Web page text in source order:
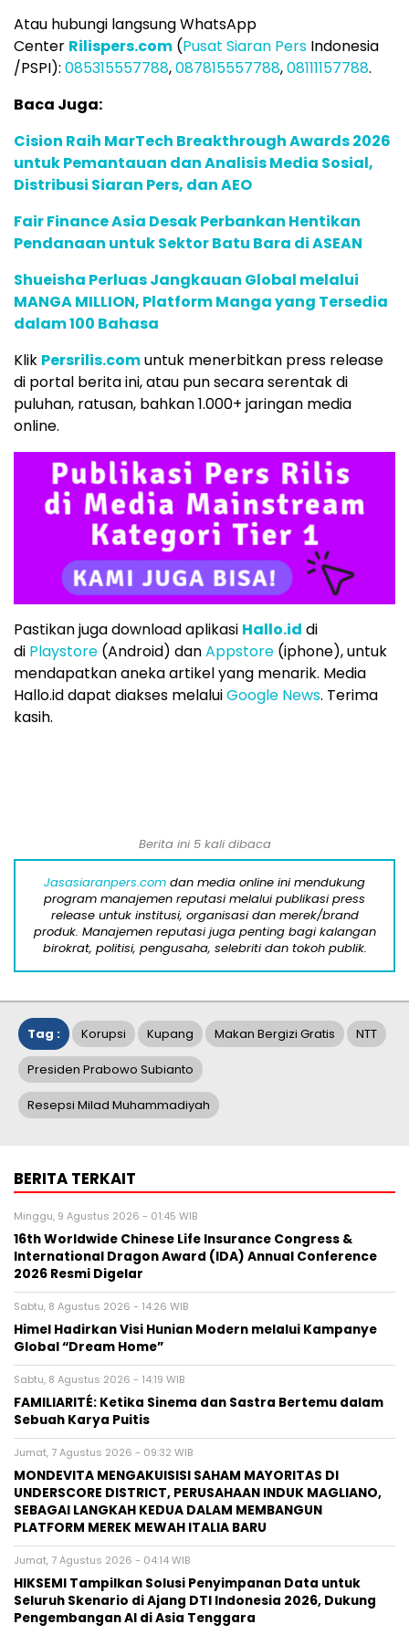
Atau hubungi langsung WhatsApp
Center Rilispers.com (Pusat Siaran Pers Indonesia
/PSPI): 085315557788,087815557788,08111157788.
Baca Juga:
Cision Raih MarTech Breakthrough Awards 2026
untuk Pemantauan dan Analisis Media Sosial,
Distribusi Siaran Pers, dan AEO
Fair Finance Asia Desak Perbankan Hentikan
Pendanaan untuk Sektor Batu Bara di ASEAN
Shueisha Perluas Jangkauan Global melalui
MANGA MILLION, Platform Manga yang Tersedia
dalam 100 Bahasa
Klik Persrilis.comuntuk menerbitkan press release
di portal berita ini, atau pun secara serentak di
puluhan, ratusan, bahkan 1.000+ jaringan media
online.
Pastikan juga download aplikasi Hallo.id di
di Playstore (Android) danAppstore (iphone), untuk
mendapatkan aneka artikel yang menarik. Media
Hallo.id dapat diakses melaluiGoogle News. Terima
kasih.
Berita ini 5 kali dibaca
Jasasiaranpers.com dan media online ini mendukung
program manajemen reputasi melalui publikasi press
release untuk institusi, organisasi dan merek/brand
produk. Manajemen reputasi juga penting bagi kalangan
birokrat, politisi, pengusaha, selebriti dan tokoh publik.
Tag : Korupsi Kupang Makan Bergizi Gratis NTT
Presiden Prabowo Subianto
Resepsi Milad Muhammadiyah
BERITA TERKAIT
Minggu, 9 Agustus 2026 - 01:45 WIB
16th Worldwide Chinese Life Insurance Congress &
International Dragon Award (IDA) Annual Conference
2026 Resmi Digelar
Sabtu, 8 Agustus 2026 - 14:26 WIB
Himel Hadirkan Visi Hunian Modern melalui Kampanye
Global “Dream Home”
Sabtu, 8 Agustus 2026 - 14:19 WIB
FAMILIARITÉ: Ketika Sinema dan Sastra Bertemu dalam
Sebuah Karya Puitis
Jumat, 7 Agustus 2026 - 09:32 WIB
MONDEVITA MENGAKUISISI SAHAM MAYORITAS DI
UNDERSCORE DISTRICT, PERUSAHAAN INDUK MAGLIANO,
SEBAGAI LANGKAH KEDUA DALAM MEMBANGUN
PLATFORM MEREK MEWAH ITALIA BARU
Jumat, 7 Agustus 2026 - 04:14 WIB
HIKSEMI Tampilkan Solusi Penyimpanan Data untuk
Seluruh Skenario di Ajang DTI Indonesia 2026, Dukung
Pengembangan AI di Asia Tenggara